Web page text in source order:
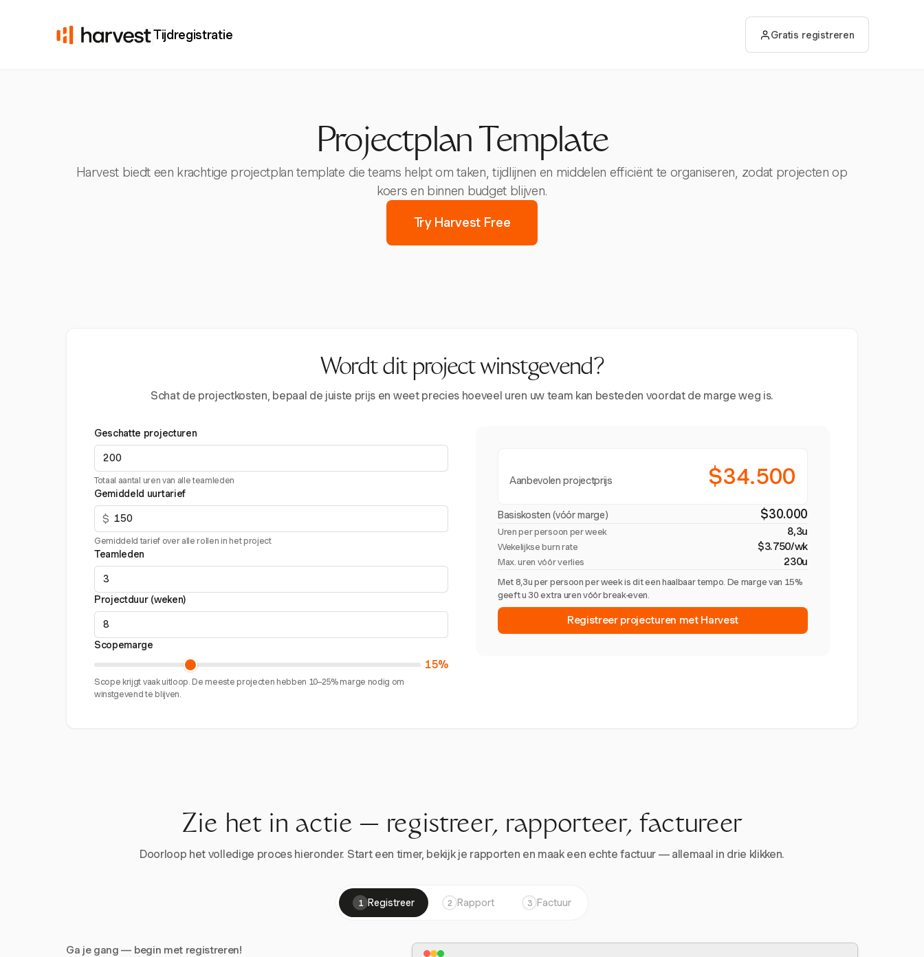
Tijdregistratie Gratis registreren
Projectplan Template
Harvest biedt een krachtige projectplan template die teams helpt om taken, tijdlijnen en middelen efficiënt te organiseren, zodat projecten op
koers en binnen budget blijven.
Try Harvest Free
Wordt dit project winstgevend?
Schat de projectkosten, bepaal de juiste prijs en weet precies hoeveel uren uw team kan besteden voordat de marge weg is.
Geschatte projecturen
Totaal aantal uren van alle teamleden
Gemiddeld uurtarief
$
Gemiddeld tarief over alle rollen in het project
Teamleden
Projectduur (weken)
Scopemarge
15%
Scope krijgt vaak uitloop. De meeste projecten hebben 10–25% marge nodig om
winstgevend te blijven.
Aanbevolen projectprijs $34.500
Basiskosten (vóór marge) $30.000
Uren per persoon per week 8,3u
Wekelijkse burn rate $3.750/wk
Max. uren vóór verlies 230u
Met 8,3u per persoon per week is dit een haalbaar tempo. De marge van 15%
geeft u 30 extra uren vóór break-even.
Registreer projecturen met Harvest
Zie het in actie — registreer, rapporteer, factureer
Doorloop het volledige proces hieronder. Start een timer, bekijk je rapporten en maak een echte factuur — allemaal in drie klikken.
1 Registreer 2 Rapport 3 Factuur
Ga je gang — begin met registreren!